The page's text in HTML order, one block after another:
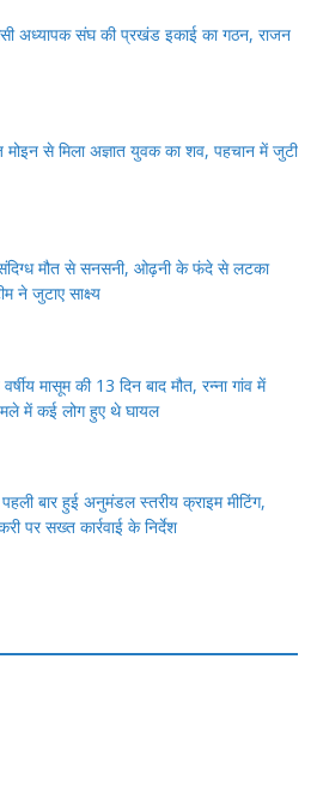
अध्यापक संघ की प्रखंड इकाई का गठन, राजन
मोइन से मिला अज्ञात युवक का शव, पहचान में जुटी
संदिग्ध मौत से सनसनी, ओढ़नी के फंदे से लटका
ने जुटाए साक्ष्य
मासूम की 13 दिन बाद मौत, रन्ना गांव में
में कई लोग हुए थे घायल
पहली बार हुई अनुमंडल स्तरीय क्राइम मीटिंग,
पर सख्त कार्रवाई के निर्देश